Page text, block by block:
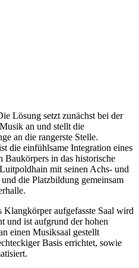
Lösung setzt zunächst bei der
an und stellt die
an die rangerste Stelle.
die einfühlsame Integration eines
Baukörpers in das historische
mit seinen Achs- und
die Platzbildung gemeinsam
aufgefasste Saal wird
und ist aufgrund der hohen
einen Musiksaal gestellt
Basis errichtet, sowie